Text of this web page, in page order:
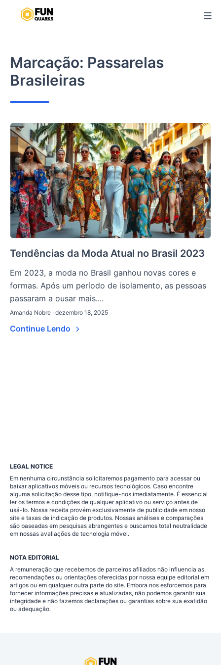
Marcação: Passarelas
Brasileiras
Tendências da Moda Atual no Brasil 2023
Em 2023, a moda no Brasil ganhou novas cores e
formas. Após um período de isolamento, as pessoas
passaram a ousar mais....
Amanda Nobre · dezembro 18, 2025
Continue Lendo
LEGAL NOTICE
Em nenhuma circunstância solicitaremos pagamento para acessar ou
baixar aplicativos móveis ou recursos tecnológicos. Caso encontre
alguma solicitação desse tipo, notifique-nos imediatamente. É essencial
ler os termos e condições de qualquer aplicativo ou serviço antes de
usá-lo. Nossa receita provém exclusivamente de publicidade em nosso
site e taxas de indicação de produtos. Nossas análises e comparações
são baseadas em pesquisas abrangentes e buscamos total neutralidade
em nossas avaliações de tecnologia móvel.
NOTA EDITORIAL
A remuneração que recebemos de parceiros afiliados não influencia as
recomendações ou orientações oferecidas por nossa equipe editorial em
artigos ou em qualquer outra parte do site. Embora nos esforcemos para
fornecer informações precisas e atualizadas, não podemos garantir sua
integridade e não fazemos declarações ou garantias sobre sua exatidão
ou adequação.